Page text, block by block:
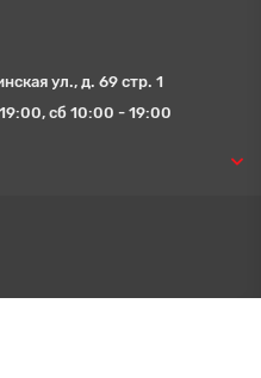
ул., д. 69 стр. 1
сб 10:00 - 19:00